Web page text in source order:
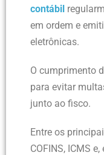
contábil
em ordem e
eletrônicas.
O cumprimento
para evitar
junto ao fisco.
Entre os
COFINS, ICMS